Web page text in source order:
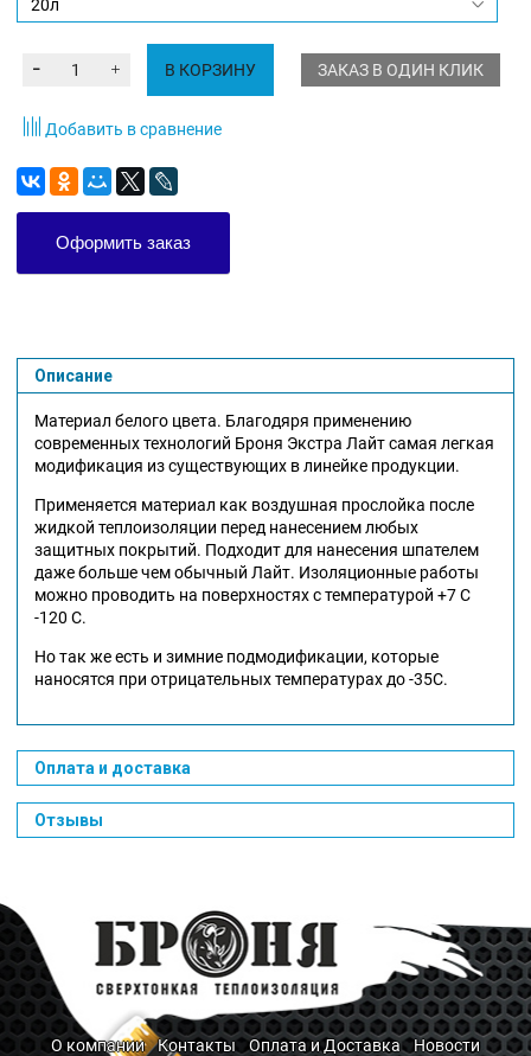
В КОРЗИНУ ЗАКАЗ В ОДИН КЛИК
Добавить в сравнение
Оформить заказ
Описание
Материал белого цвета. Благодяря применению
современных технологий Броня Экстра Лайт самая легкая
модификация из существующих в линейке продукции.
Применяется материал как воздушная прослойка после
жидкой теплоизоляции перед нанесением любых
защитных покрытий. Подходит для нанесения шпателем
даже больше чем обычный Лайт. Изоляционные работы
можно проводить на поверхностях с температурой +7 С
-120 С.
Но так же есть и зимние подмодификации, которые
наносятся при отрицательных температурах до -35С.
Оплата и доставка
Отзывы
О компании Контакты Оплата и Доставка Новости